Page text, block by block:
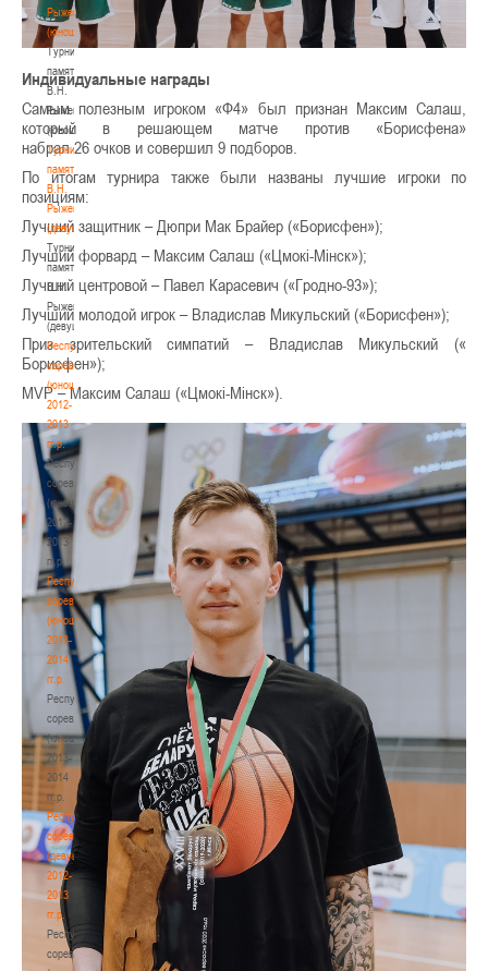
Рыженкова
(юноши)
Турнир
памяти
В.Н.
Рыженкова
(юноши)
Турнир
памяти
В.Н.
Рыженкова
(девушки)
Турнир
памяти
В.Н.
Рыженкова
(девушки)
Республиканские
соревнования
(юноши)
2012-
2013
гг.р.
Республиканские
соревнования
(юноши)
2012-
2013
гг.р.
Республиканские
соревнования
(юноши)
2013-
2014
гг.р.
Республиканские
соревнования
(юноши)
2013-
2014
гг.р.
Республиканские
соревнования
(девушки)
2012-
2013
гг.р.
Республиканские
соревнования
Индивидуальные награды
Самым полезным игроком «Ф4» был признан Максим Салаш,
который в решающем матче против «Борисфена»
набрал 26 очков и совершил 9 подборов.
По итогам турнира также были названы лучшие игроки по
позициям:
Лучший защитник – Дюпри Мак Брайер («Борисфен»);
Лучший форвард – Максим Салаш («Цмокі-Мінск»);
Лучший центровой – Павел Карасевич («Гродно-93»);
Лучший молодой игрок – Владислав Микульский («Борисфен»);
Приз зрительский симпатий – Владислав Микульский («
Борисфен»);
MVP – Максим Салаш («Цмокі-Мінск»).